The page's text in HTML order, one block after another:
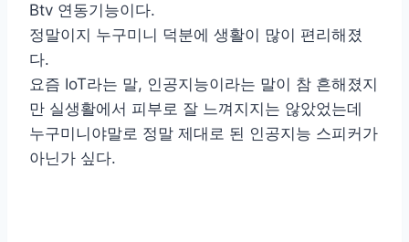
Btv 연동기능이다.
정말이지 누구미니 덕분에 생활이 많이 편리해졌
다.
요즘 IoT라는 말, 인공지능이라는 말이 참 흔해졌지
만 실생활에서 피부로 잘 느껴지지는 않았었는데
누구미니야말로 정말 제대로 된 인공지능 스피커가
아닌가 싶다.